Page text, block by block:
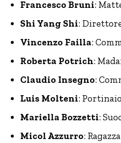
Francesco Bruni:
Shi Yang Shi:
Vincenzo Failla:
Roberta Potrich:
Claudio Insegno:
Luis Molteni:
Mariella Bozzetti:
Micol Azzurro: